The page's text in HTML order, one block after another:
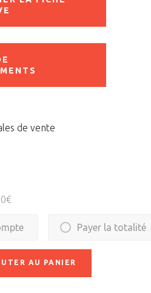
de vente
€
Payer la totalité
AU PANIER